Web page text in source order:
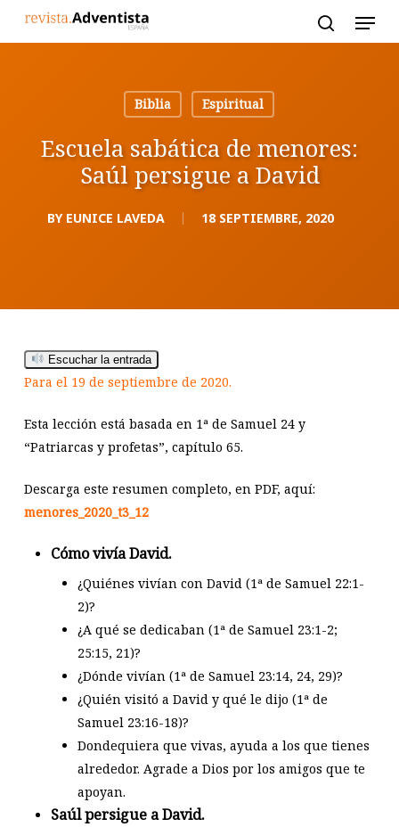
Biblia
Espiritual
Escuela sabática de menores:
Saúl persigue a David
BY EUNICE LAVEDA 18 SEPTIEMBRE, 2020
Escuchar la entrada
Para el 19 de septiembre de 2020.
Esta lección está basada en 1ª de Samuel 24 y
“Patriarcas y profetas”, capítulo 65.
Descarga este resumen completo, en PDF, aquí:
menores_2020_t3_12
Cómo vivía David.
¿Quiénes vivían con David (1ª de Samuel 22:1-
2)?
¿A qué se dedicaban (1ª de Samuel 23:1-2;
25:15, 21)?
¿Dónde vivían (1ª de Samuel 23:14, 24, 29)?
¿Quién visitó a David y qué le dijo (1ª de
Samuel 23:16-18)?
Dondequiera que vivas, ayuda a los que tienes
alrededor. Agrade a Dios por los amigos que te
apoyan.
Saúl persigue a David.